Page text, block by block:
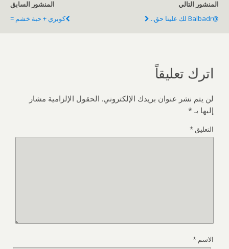
المنشور السابق
كوبري + حبة خشم =
المنشور التالي
@balbadr لك علينا حق...
اترك تعليقاً
لن يتم نشر عنوان بريدك الإلكتروني. الحقول الإلزامية مشار
إليها بـ*
التعليق*
الاسم *